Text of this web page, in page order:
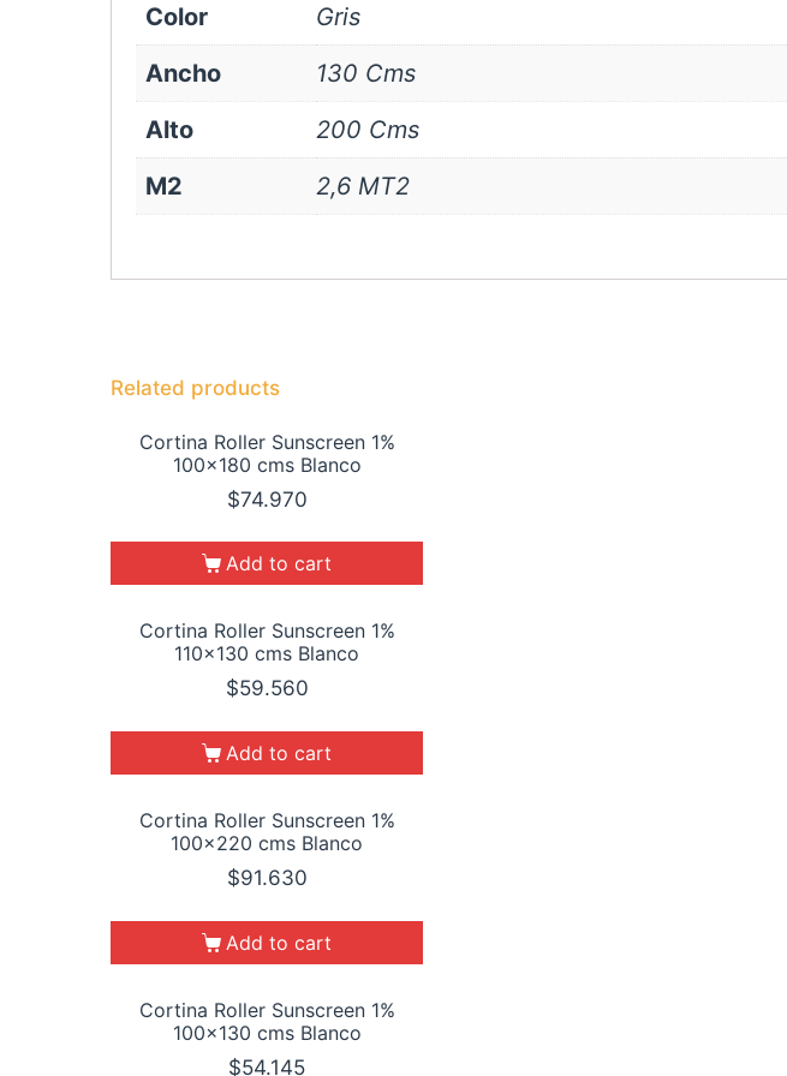
Color
Gris
Ancho
130 Cms
Alto
200 Cms
M2
2,6 MT2
Related products
Cortina Roller Sunscreen 1%
100×180 cms Blanco
$74.970
Add to cart
Cortina Roller Sunscreen 1%
110×130 cms Blanco
$59.560
Add to cart
Cortina Roller Sunscreen 1%
100×220 cms Blanco
$91.630
Add to cart
Cortina Roller Sunscreen 1%
100×130 cms Blanco
$54.145